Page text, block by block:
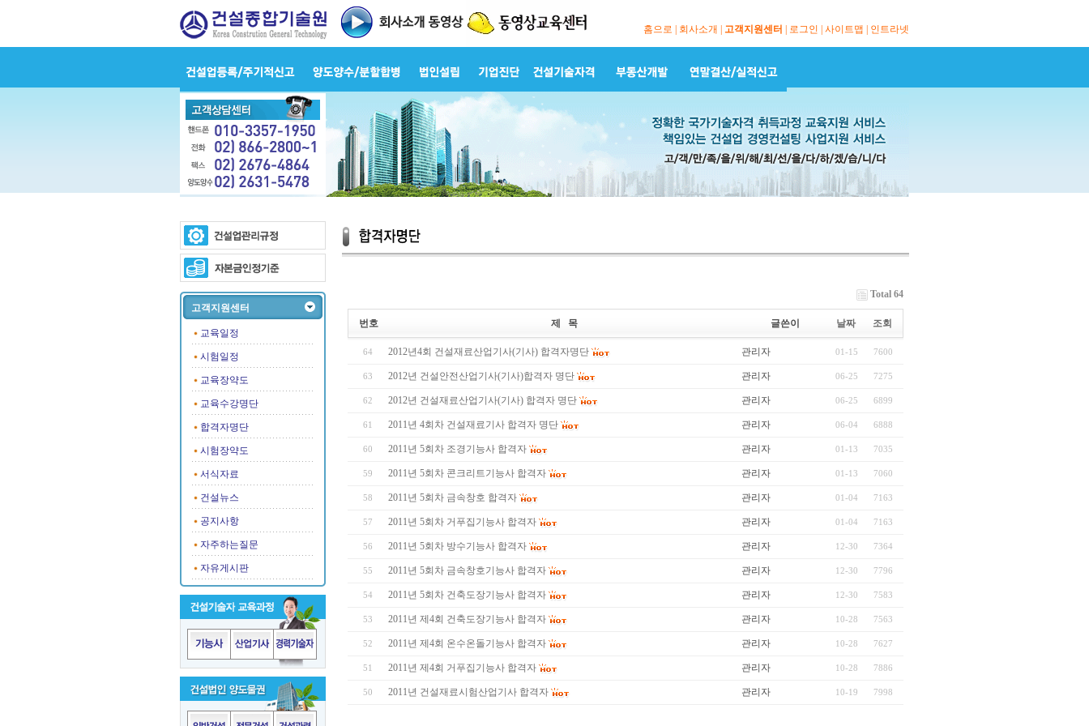
홈으로 회사소개 고객지원센터 로그인 사이트맵 인트라넷
고객지원센터
교육일정
시험일정
교육장약도
교육수강명단
합격자명단
시험장약도
서식자료
건설뉴스
공지사항
자주하는질문
자유게시판
Total 64
번호 제 목 글쓴이 날짜 조회
64 2012년4회 건설재료산업기사(기사) 합격자명단 관리자 01-15 7600
63 2012년 건설안전산업기사(기사)합격자 명단 관리자 06-25 7275
62 2012년 건설재료산업기사(기사) 합격자 명단 관리자 06-25 6899
61 2011년 4회차 건설재료기사 합격자 명단 관리자 06-04 6888
60 2011년 5회차 조경기능사 합격자 관리자 01-13 7035
59 2011년 5회차 콘크리트기능사 합격자 관리자 01-13 7060
58 2011년 5회차 금속창호 합격자 관리자 01-04 7163
57 2011년 5회차 거푸집기능사 합격자 관리자 01-04 7163
56 2011년 5회차 방수기능사 합격자 관리자 12-30 7364
55 2011년 5회차 금속창호기능사 합격자 관리자 12-30 7796
54 2011년 5회차 건축도장기능사 합격자 관리자 12-30 7583
53 2011년 제4회 건축도장기능사 합격자 관리자 10-28 7563
52 2011년 제4회 온수온돌기능사 합격자 관리자 10-28 7627
51 2011년 제4회 거푸집기능사 합격자 관리자 10-28 7886
50 2011년 건설재료시험산업기사 합격자 관리자 10-19 7998